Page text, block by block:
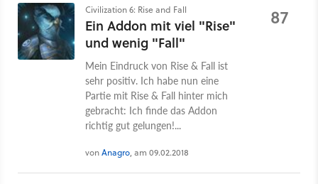
Civilization 6: Rise and Fall
Ein Addon mit viel "Rise"
und wenig "Fall"
Mein Eindruck von Rise & Fall ist
sehr positiv. Ich habe nun eine
Partie mit Rise & Fall hinter mich
gebracht: Ich finde das Addon
richtig gut gelungen!...
vonAnagro, am 09.02.2018
87